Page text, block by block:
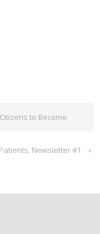
to Become
Newsletter #1
›